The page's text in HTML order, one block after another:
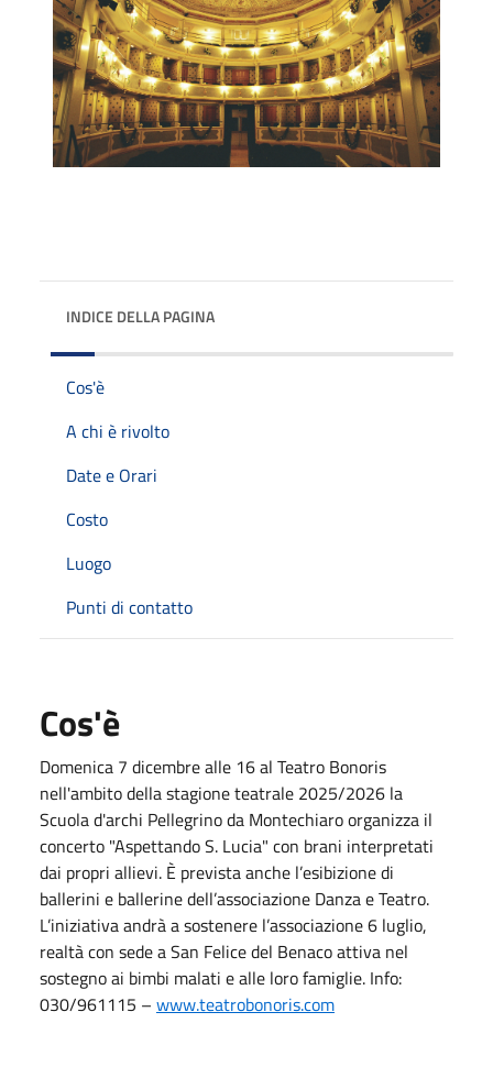
INDICE DELLA PAGINA
Cos'è
A chi è rivolto
Date e Orari
Costo
Luogo
Punti di contatto
Cos'è
Domenica 7 dicembre alle 16 al Teatro Bonoris
nell'ambito della stagione teatrale 2025/2026 la
Scuola d'archi Pellegrino da Montechiaro organizza il
concerto "Aspettando S. Lucia" con brani interpretati
dai propri allievi. È prevista anche l’esibizione di
ballerini e ballerine dell’associazione Danza e Teatro.
L’iniziativa andrà a sostenere l’associazione 6 luglio,
realtà con sede a San Felice del Benaco attiva nel
sostegno ai bimbi malati e alle loro famiglie. Info:
030/961115 – www.teatrobonoris.com